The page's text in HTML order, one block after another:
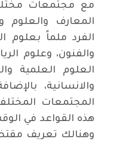
مع مجتمعات
المعارف والعلوم
الفرد ملماً بعلوم
والفنون، وعلوم
العلوم العلمية
والانسانية،
المجتمعات
هذه القواعد في
وهنالك تعريف